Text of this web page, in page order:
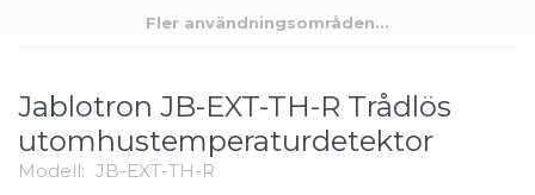
Fler användningsområden...
Jablotron JB-EXT-TH-R Trådlös
utomhustemperaturdetektor
Modell: JB-EXT-TH-R